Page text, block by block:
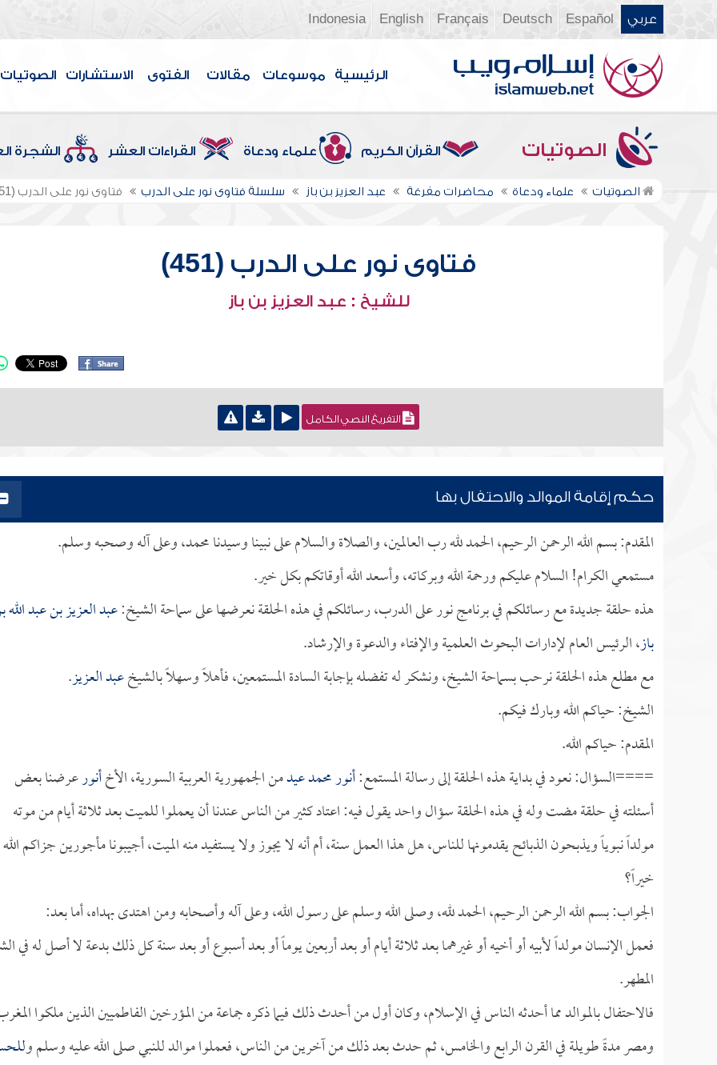
عربي Español
Deutsch
Français
English
Indonesia
الرئيسية موسوعات مقالات الفتوى الاستشارات الصوتيات
الصوتيات القرآن الكريم علماء ودعاة القراءات العشر الشجرة
الصوتيات علماء ودعاة محاضرات مفرغة عبد العزيز بن باز سلسلة فتاوى نور على الدرب فتاوى نور على الدرب (451)
فتاوى نور على الدرب (451)
للشيخ : عبد العزيز بن باز
التفريغ النصي الكامل
حكم إقامة الموالد والاحتفال بها
المقدم: بسم الله الرحمن الرحيم، الحمد لله رب العالمين، والصلاة والسلام على نبينا وسيدنا محمد، وعلى آله وصحبه وسلم.
مستمعي الكرام! السلام عليكم ورحمة الله وبركاته، وأسعد الله أوقاتكم بكل خير.
هذه حلقة جديدة مع رسائلكم في برنامج نور على الدرب، رسائلكم في هذه الحلقة نعرضها على سماحة الشيخ:عبد العزيز بن عبد الله
باز، الرئيس العام لإدارات البحوث العلمية والإفتاء والدعوة والإرشاد.
مع مطلع هذه الحلقة نرحب بسماحة الشيخ، ونشكر له تفضله بإجابة السادة المستمعين، فأهلاً وسهلاً بالشيخعبد العزيز.
الشيخ: حياكم الله وبارك فيكم.
المقدم: حياكم الله.
====السؤال: نعود في بداية هذه الحلقة إلى رسالة المستمع:أنور محمد عيدمن الجمهورية العربية السورية، الأخأنورعرضنا بعض
أسئلته في حلقة مضت وله في هذه الحلقة سؤال واحد يقول فيه: اعتاد كثير من الناس عندنا أن يعملوا للميت بعد ثلاثة أيام من موته
مولداً نبوياً ويذبحون الذبائح يقدمونها للناس، هل هذا العمل سنة، أم أنه لا يجوز ولا يستفيد منه الميت، أجيبونا مأجورين جزاكم الله
خيراً؟
الجواب: بسم الله الرحمن الرحيم، الحمد لله، وصلى الله وسلم على رسول الله، وعلى آله وأصحابه ومن اهتدى بهداه، أما بعد:
فعمل الإنسان مولداً لأبيه أو أخيه أو غيرهما بعد ثلاثة أيام أو بعد أربعين يوماً أو بعد أسبوع أو بعد سنة كل ذلك بدعة لا أصل له في
المطهر.
فالاحتفال بالموالد مما أحدثه الناس في الإسلام، وكان أول من أحدث ذلك فيما ذكره جماعة من المؤرخين الفاطميين الذين ملكوا
ومصر مدةً طويلة في القرن الرابع والخامس، ثم حدث بعد ذلك من آخرين من الناس، فعملوا موالد للنبي صلى الله عليه وسلم و